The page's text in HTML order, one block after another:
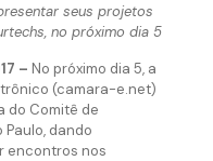
seus projetos
no próximo dia 5
– No próximo dia 5, a
(camara-e.net)
do Comitê de
dando
encontros nos